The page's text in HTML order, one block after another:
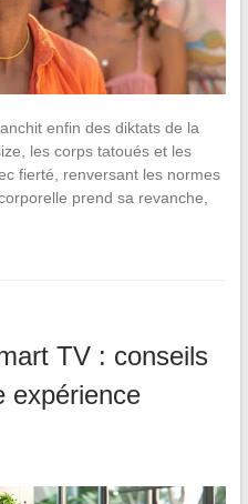
enfin des diktats de la
les corps tatoués et les
fierté, renversant les normes
prend sa revanche,
TV : conseils
expérience